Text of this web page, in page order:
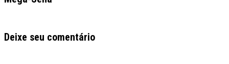
Deixe seu comentário